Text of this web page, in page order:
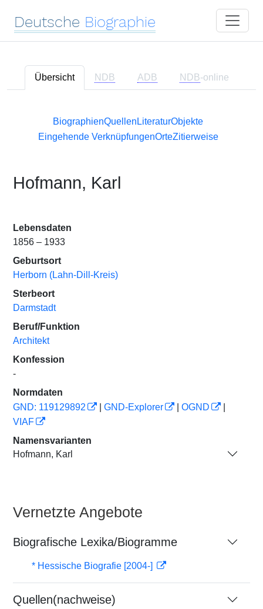
Deutsche Biographie
Übersicht NDB ADB NDB-online
BiographienQuellen LiteraturObjekte
Eingehende VerknüpfungenOrteZitierweise
Hofmann, Karl
Lebensdaten
1856 – 1933
Geburtsort
Herborn (Lahn-Dill-Kreis)
Sterbeort
Darmstadt
Beruf/Funktion
Architekt
Konfession
-
Normdaten
GND: 119129892
GND-Explorer OGND
VIAF
Namensvarianten
Hofmann, Karl
Vernetzte Angebote
Biografische Lexika/Biogramme
* Hessische Biografie [2004-]
Quellen(nachweise)